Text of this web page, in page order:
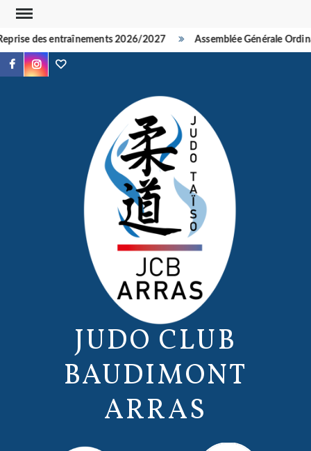
Skip
content
des entraînements 2026/2027 Assemblée Générale
FacebookInstagram
TikTok
JUDO CLUB
BAUDIMONT
ARRAS